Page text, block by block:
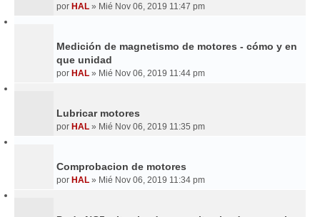
por HAL » Mié Nov 06, 2019 11:47 pm
Medición de magnetismo de motores - cómo y en
que unidad
por HAL » Mié Nov 06, 2019 11:44 pm
Lubricar motores
por HAL » Mié Nov 06, 2019 11:35 pm
Comprobacion de motores
por HAL » Mié Nov 06, 2019 11:34 pm